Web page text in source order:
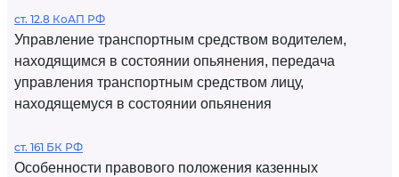
ст. 12.8 КоАП РФ
Управление транспортным средством водителем,
находящимся в состоянии опьянения, передача
управления транспортным средством лицу,
находящемуся в состоянии опьянения
ст. 161 БК РФ
Особенности правового положения казенных